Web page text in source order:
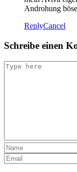
Androhung
ReplyCancel
Schreibe einen